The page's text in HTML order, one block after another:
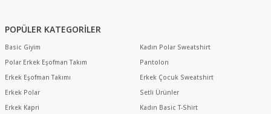
POPÜLER KATEGORİLER
Basic Giyim
Polar Erkek Eşofman Takım
Erkek Eşofman Takımı
Erkek Polar
Erkek Kapri
Kadın Polar Sweatshirt
Pantolon
Erkek Çocuk Sweatshirt
Setli Ürünler
Kadın Basic T-Shirt